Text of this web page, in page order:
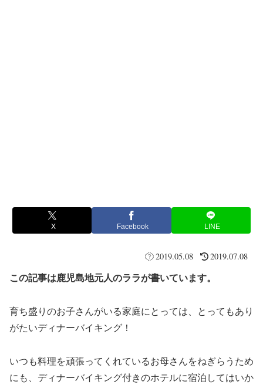
X Facebook LINE
2019.05.08 2019.07.08
この記事は鹿児島地元人のララが書いています。
育ち盛りのお子さんがいる家庭にとっては、とってもあり
がたいディナーバイキング！
いつも料理を頑張ってくれているお母さんをねぎらうため
にも、ディナーバイキング付きのホテルに宿泊してはいか